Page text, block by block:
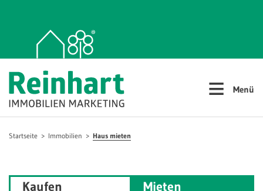
≡ Menü
Startseite Immobilien Haus mieten
Kaufen Mieten